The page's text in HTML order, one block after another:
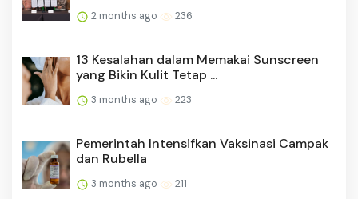
2 months ago 236
13 Kesalahan dalam Memakai Sunscreen
yang Bikin Kulit Tetap ...
3 months ago 223
Pemerintah Intensifkan Vaksinasi Campak
dan Rubella
3 months ago 211